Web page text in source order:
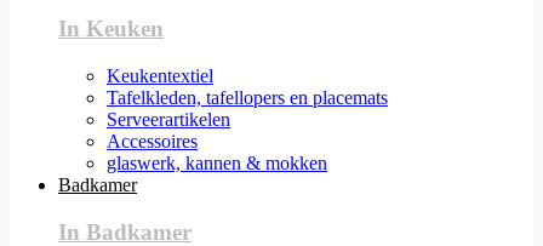
In Keuken
Keukentextiel
Tafelkleden, tafellopers en placemats
Serveerartikelen
Accessoires
glaswerk, kannen & mokken
Badkamer
In Badkamer